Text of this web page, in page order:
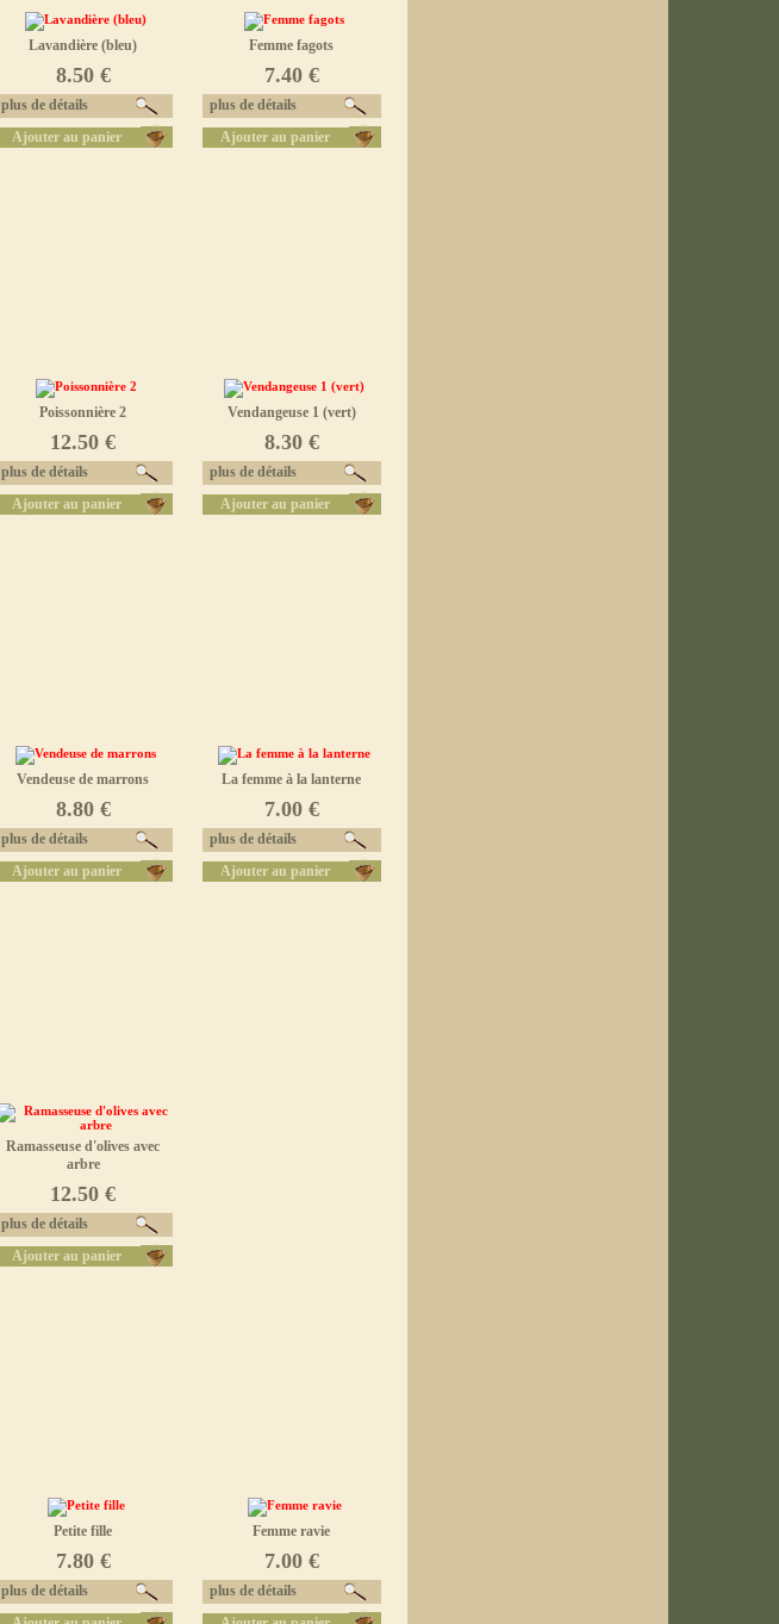
Lavandière (bleu)
8.50 €
plus de détails
Ajouter au panier
Femme fagots
7.40 €
plus de détails
Ajouter au panier
Poissonnière 2
12.50 €
plus de détails
Ajouter au panier
Vendangeuse 1 (vert)
8.30 €
plus de détails
Ajouter au panier
Vendeuse de marrons
8.80 €
plus de détails
Ajouter au panier
La femme à la lanterne
7.00 €
plus de détails
Ajouter au panier
Ramasseuse d'olives avec
arbre
12.50 €
plus de détails
Ajouter au panier
Petite fille
7.80 €
plus de détails
Femme ravie
7.00 €
plus de détails